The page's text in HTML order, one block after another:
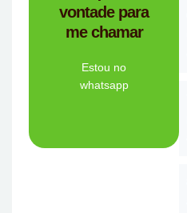
vontade para
me chamar
Estou no
whatsapp
Tem dúvidas se a
Personalizado é a
empresa de